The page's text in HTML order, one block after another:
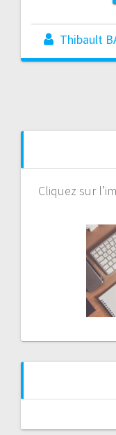
Thibault
Cliquez sur